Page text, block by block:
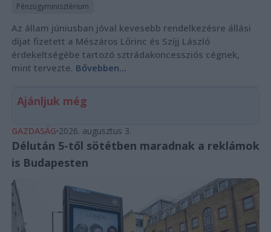
Pénzügyminisztérium
Az állam júniusban jóval kevesebb rendelkezésre állási
díjat fizetett a Mészáros Lőrinc és Szíjj László
érdekeltségébe tartozó sztrádakoncessziós cégnek,
mint tervezte. Bővebben...
Ajánljuk még
GAZDASÁG 2026. augusztus 3.
Délután 5-től sötétben maradnak a reklámok
is Budapesten